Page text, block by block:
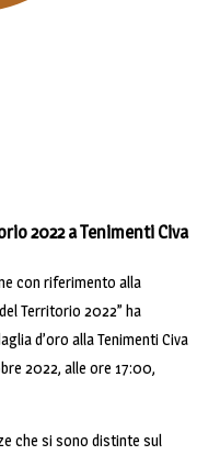
2022 a Tenimenti Civa
con riferimento alla
Territorio 2022” ha
d’oro alla Tenimenti Civa
2022, alle ore 17:00,
che si sono distinte sul